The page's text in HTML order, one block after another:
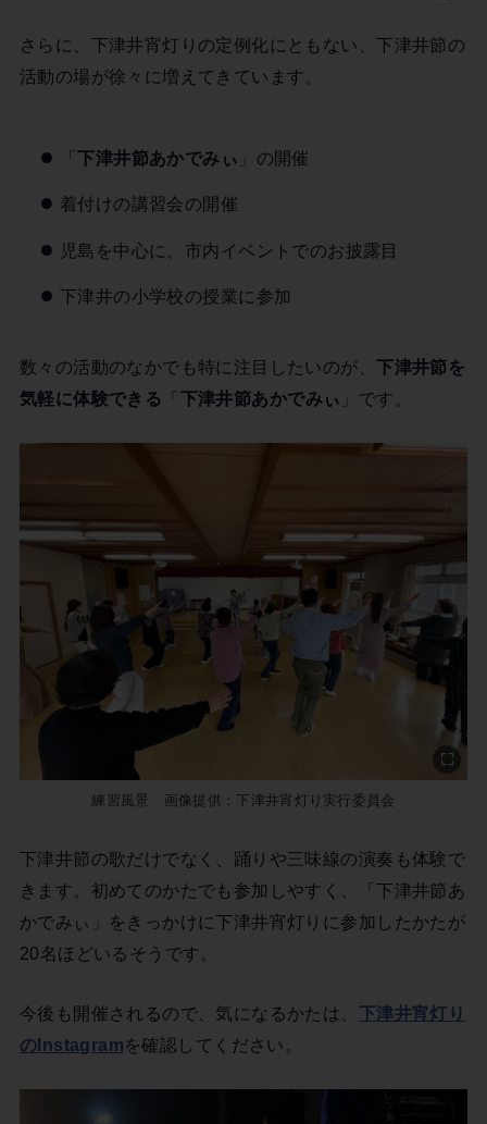
さらに、下津井宵灯りの定例化にともない、下津井節の
活動の場が徐々に増えてきています。
「下津井節あかでみぃ 」の開催
着付けの講習会の開催
児島を中心に、市内イベントでのお披露目
下津井の小学校の授業に参加
数々の活動のなかでも特に注目したいのが、下津井節を
気軽に体験できる
「下津井節あかでみぃ 」です。
練習風景 画像提供：下津井宵灯り実行委員会
下津井節の歌だけでなく、踊りや三味線の演奏も体験で
きます。初めてのかたでも参加しやすく、「下津井節あ
かでみぃ」をきっかけに下津井宵灯りに参加したかたが
20名ほどいるそうです。
今後も開催されるので、気になるかたは、 下津井宵灯り
のInstagramを確認してください。